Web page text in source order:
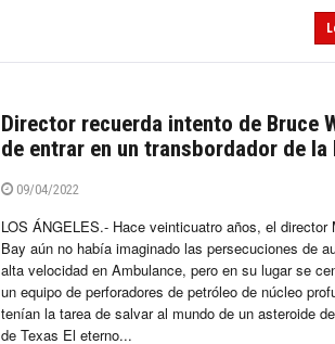
Director recuerda intento de Bruce
de entrar en un transbordador de la
09/04/2022
LOS ÁNGELES.- Hace veinticuatro años, el director
Bay aún no había imaginado las persecuciones de
alta velocidad en Ambulance, pero en su lugar se
un equipo de perforadores de petróleo de núcleo
tenían la tarea de salvar al mundo de un asteroide
de Texas El eterno...